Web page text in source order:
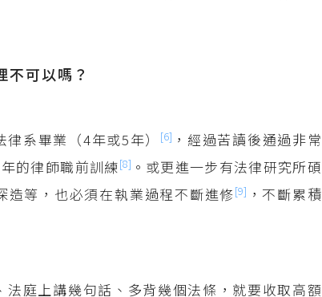
可以嗎？
系畢業（4年或5年）
[6] ，經過苦讀後通過非常
的律師職前訓練[8] 。或更進一步有法律研究所碩
造等，也必須在執業過程不斷進修[9] ，不斷累積
庭上講幾句話、多背幾個法條，就要收取高額